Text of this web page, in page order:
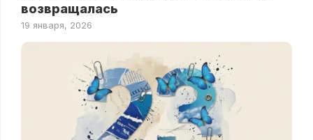
возвращалась
19 января, 2026